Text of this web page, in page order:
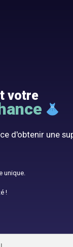
avec le code
votre
d'obtenir une
unique.
!